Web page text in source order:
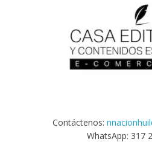
Contáctenos:
WhatsApp: 317